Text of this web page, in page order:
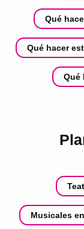
Qué
Qué hacer
Qué
Musicales